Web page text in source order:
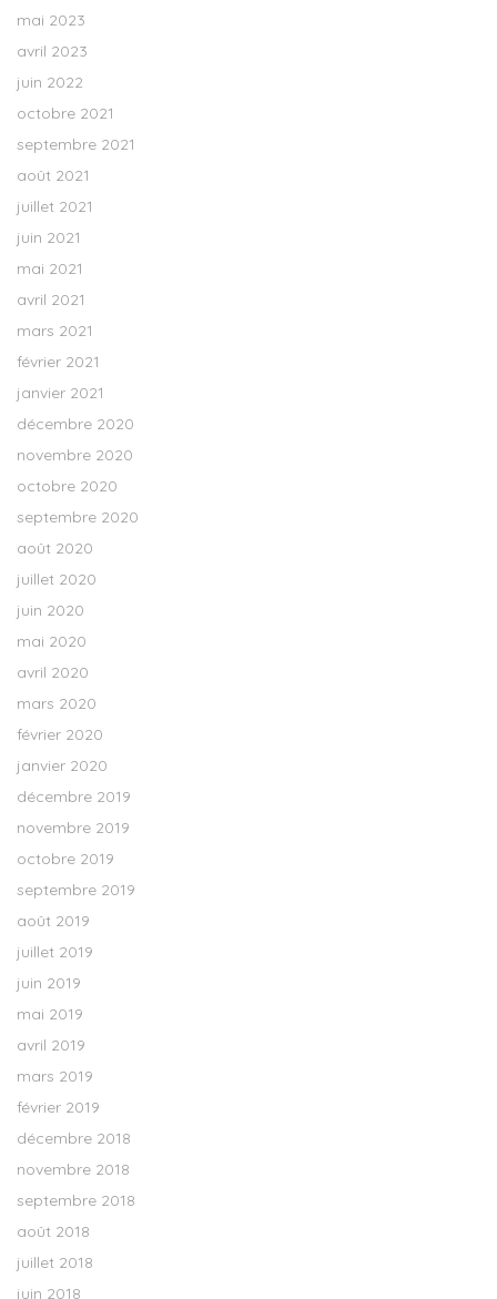
mai 2023
avril 2023
juin 2022
octobre 2021
septembre 2021
août 2021
juillet 2021
juin 2021
mai 2021
avril 2021
mars 2021
février 2021
janvier 2021
décembre 2020
novembre 2020
octobre 2020
septembre 2020
août 2020
juillet 2020
juin 2020
mai 2020
avril 2020
mars 2020
février 2020
janvier 2020
décembre 2019
novembre 2019
octobre 2019
septembre 2019
août 2019
juillet 2019
juin 2019
mai 2019
avril 2019
mars 2019
février 2019
décembre 2018
novembre 2018
septembre 2018
août 2018
juillet 2018
juin 2018